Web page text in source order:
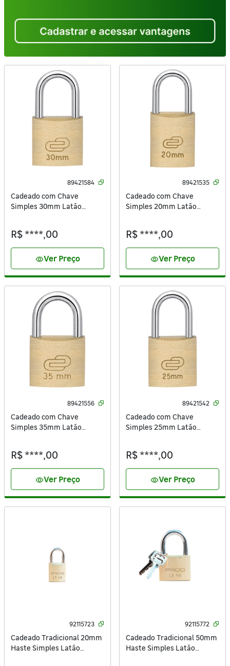
89421584
Cadeado com Chave
Simples 30mm Latão
R$ ****,00
visibilityVer Preço
89421535
Cadeado com Chave
Simples 20mm Latão
R$ ****,00
visibilityVer Preço
89421556
Cadeado com Chave
Simples 35mm Latão
R$ ****,00
visibilityVer Preço
89421542
Cadeado com Chave
Simples 25mm Latão
R$ ****,00
visibilityVer Preço
92115723
Cadeado Tradicional 20mm
Haste Simples Latão
92115772
Cadeado Tradicional 50mm
Haste Simples Latão